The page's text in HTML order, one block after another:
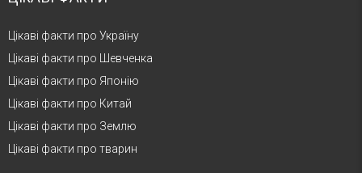
Цікаві факти про Україну
Цікаві факти про Шевченка
Цікаві факти про Японію
Цікаві факти про Китай
Цікаві факти про Землю
Цікаві факти про тварин